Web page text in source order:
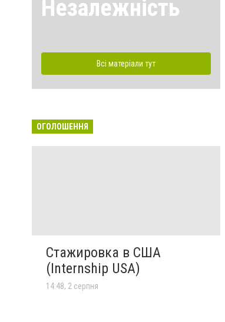
Незалежність
Всі матеріали тут
ОГОЛОШЕННЯ
Стажировка в США
(Internship USA)
14:48, 2 серпня